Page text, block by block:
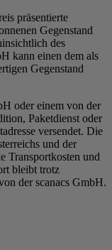
präsentierte
Gegenstand
des
kann einen dem als
Gegenstand
oder einem von der
Paketdienst oder
versendet. Die
und der
Transportkosten und
bleibt trotz
der scanacs GmbH.